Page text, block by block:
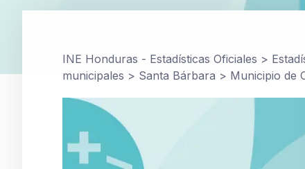
INE Honduras - Estadísticas Oficiales >
municipales > Santa Bárbara > Municipio de